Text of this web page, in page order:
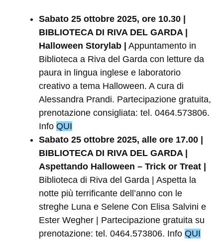
Sabato 25 ottobre 2025, ore 10.30 |
BIBLIOTECA DI RIVA DEL GARDA |
Halloween Storylab |
Appuntamento in
Biblioteca a Riva del Garda con letture da
paura in lingua inglese e laboratorio
creativo a tema Halloween. A cura di
Alessandra Prandi. Partecipazione gratuita,
prenotazione consigliata: tel. 0464.573806.
Info QUI
Sabato 25 ottobre 2025, alle ore 17.00 |
BIBLIOTECA DI RIVA DEL GARDA |
Aspettando Halloween – Trick or Treat |
Biblioteca di Riva del Garda | Aspetta la
notte più terrificante dell’anno con le
streghe Luna e Selene Con Elisa Salvini e
Ester Wegher | Partecipazione gratuita su
prenotazione: tel. 0464.573806. Info QUI